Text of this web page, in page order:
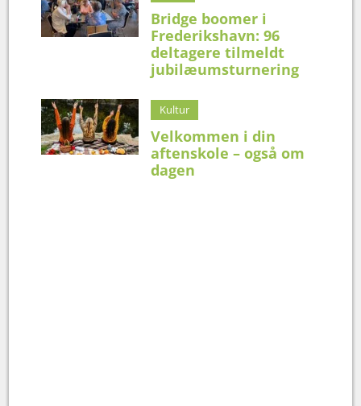
Bridge boomer i
Frederikshavn: 96
deltagere tilmeldt
jubilæumsturnering
Kultur
Velkommen i din
aftenskole – også om
dagen